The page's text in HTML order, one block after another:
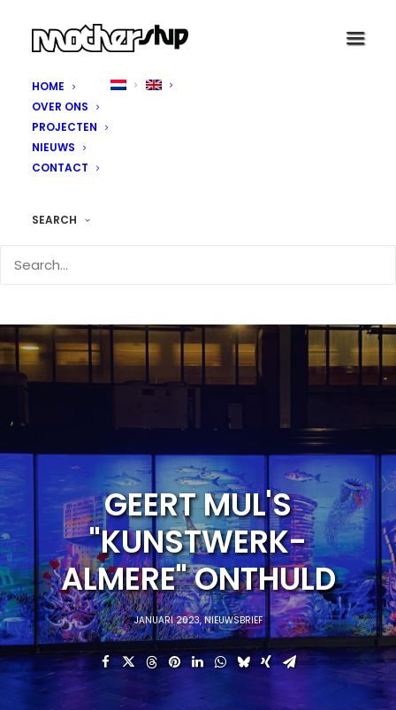
HOME
OVER ONS
PROJECTEN
NIEUWS
CONTACT
SEARCH
GEERT MUL'S
"KUNSTWERK-
ALMERE" ONTHULD
JANUARI 2023,NIEUWSBRIEF